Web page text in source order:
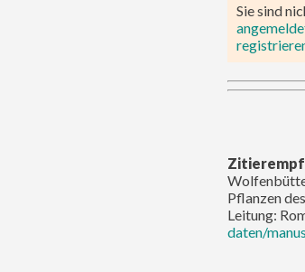
Sie sind
Pflanzen
Leitung:
daten/